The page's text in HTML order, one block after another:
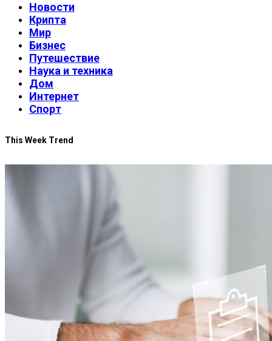
Новости
Крипта
Мир
Бизнес
Путешествие
Наука и техника
Дом
Интернет
Спорт
This Week Trend